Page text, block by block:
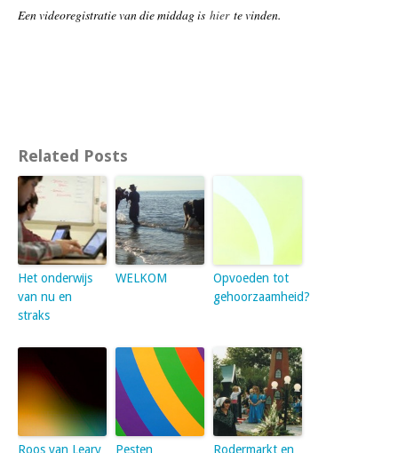
Een videoregistratie van die middag is hier te vinden.
Related Posts
Het onderwijs
van nu en
straks
WELKOM
Opvoeden tot
gehoorzaamheid?
Roos van Leary Pesten
Rodermarkt en